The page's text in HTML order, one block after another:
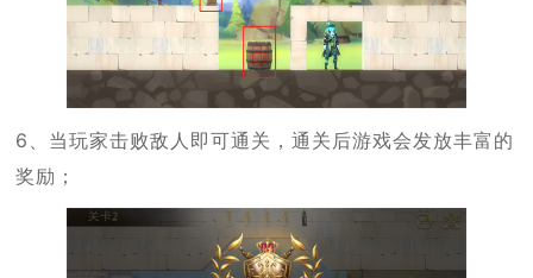
6、当玩家击败敌人即可通关，通关后游戏会发放丰富的
奖励；